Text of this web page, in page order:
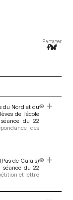
Partager
du Nord et du
de l'école
du 22
des
de-Calais)
du 22
et lettre